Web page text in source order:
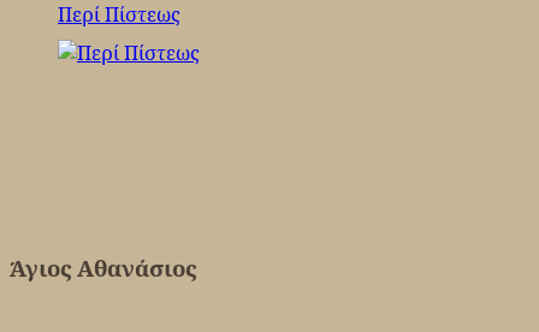
Περί Πίστεως
Άγιος Αθανάσιος